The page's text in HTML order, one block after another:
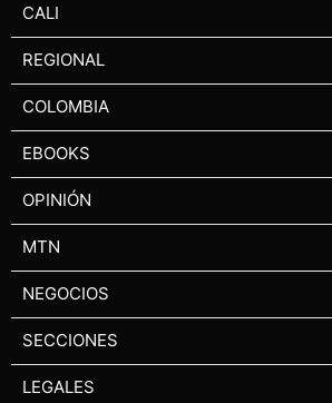
CALI
REGIONAL
COLOMBIA
EBOOKS
OPINIÓN
MTN
NEGOCIOS
SECCIONES
LEGALES